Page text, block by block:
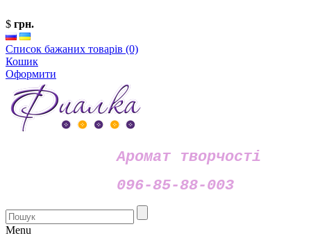
$ грн.
Список бажаних товарів (0)
Кошик
Оформити
Аромат творчості
096-85-88-003
Menu